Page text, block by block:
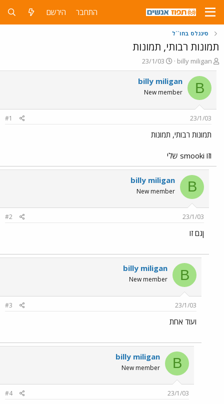
התחבר הירשם
סינגלס בחו``ל
תמונות רבותי, תמונות
פ
ו
ת
ח
ה
ש
א
billy miligan
פ
ו
ר
ם
ר
23/1/03
B
billy miligan
New member
23/1/03
#1
תמונות רבותי, תמונות
וזו smooki שלי
B
billy miligan
New member
23/1/03
#2
ןגם זו
B
billy miligan
New member
23/1/03
#3
ועוד אחת
B
billy miligan
New member
23/1/03
#4